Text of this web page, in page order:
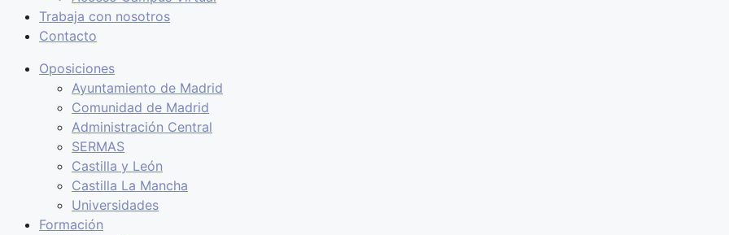
Trabaja con nosotros
Contacto
Oposiciones
Ayuntamiento de Madrid
Comunidad de Madrid
Administración Central
SERMAS
Castilla y León
Castilla La Mancha
Universidades
Formación